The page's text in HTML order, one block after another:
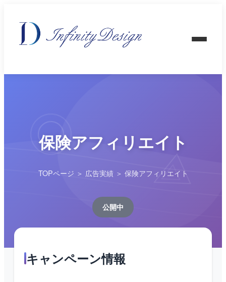
保険アフィリエイト
TOPページ ＞ 広告実績＞ 保険アフィリエイト
公開中
キャンペーン情報